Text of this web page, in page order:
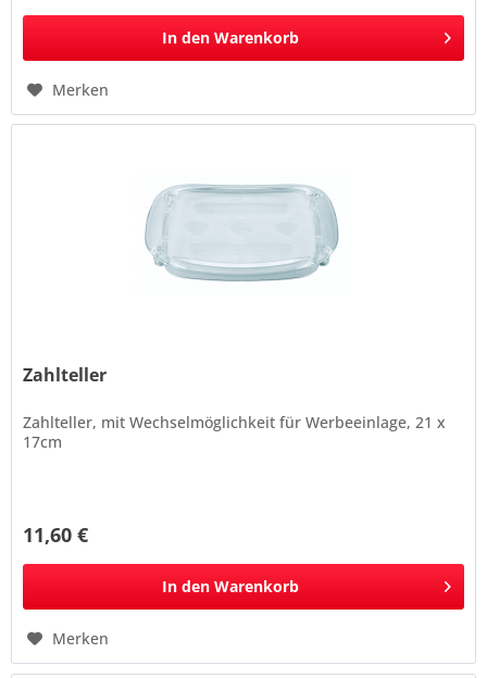
In den Warenkorb
Merken
Zahlteller
Zahlteller, mit Wechselmöglichkeit für Werbeeinlage, 21 x
17cm
11,60 €
In den Warenkorb
Merken